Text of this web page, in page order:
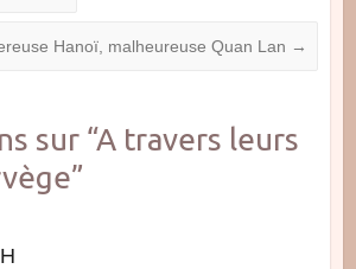
Hanoï, malheureuse Quan Lan →
sur “A travers leurs
”